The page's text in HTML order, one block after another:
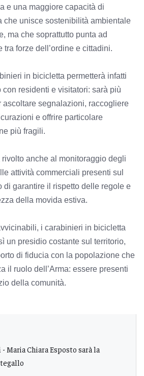
e una maggiore capacità di
che unisce sostenibilità ambientale
ma che soprattutto punta ad
forze dell’ordine e cittadini.
in bicicletta permetterà infatti
con residenti e visitatori: sarà più
ascoltare segnalazioni, raccogliere
e offrire particolare
più fragili.
rivolto anche al monitoraggio degli
attività commerciali presenti sul
di garantire il rispetto delle regole e
della movida estiva.
i carabinieri in bicicletta
un presidio costante sul territorio,
di fiducia con la popolazione che
il ruolo dell’Arma: essere presenti
della comunità.
Maria Chiara Esposto sarà la